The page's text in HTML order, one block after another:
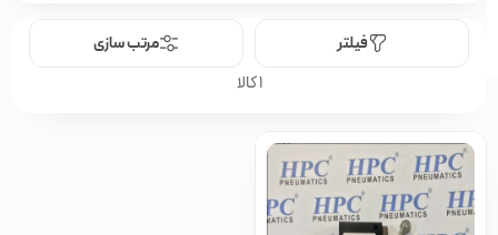
فیلتر
مرتب سازی
1 کالا